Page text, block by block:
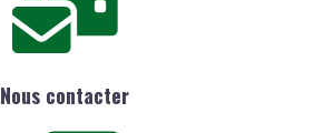
Nous contacter